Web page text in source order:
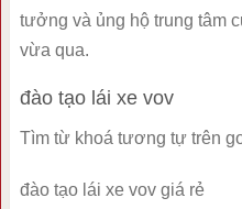
tưởng và ủng hộ trung tâm
vừa qua.
đào tạo lái xe vov
Tìm từ khoá tương tự trên
đào tạo lái xe vov giá rẻ